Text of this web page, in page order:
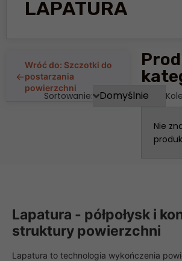
LAPATURA
←
Wróć do: Szczotki do
postarzania
powierzchni
Sortowanie:
Nie
Lapatura - półpołysk i
struktury powierzchni
Lapatura to technologia wykończenia